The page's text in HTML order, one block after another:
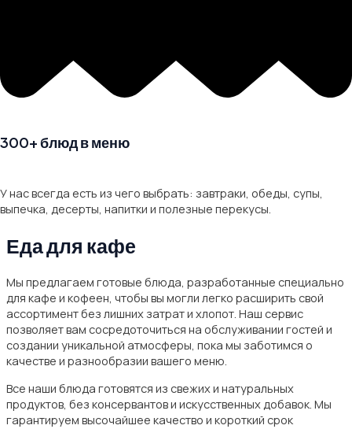
300+ блюд в меню
У нас всегда есть из чего выбрать: завтраки, обеды, супы,
выпечка, десерты, напитки и полезные перекусы.
Еда для кафе
Мы предлагаем готовые блюда, разработанные специально
для кафе и кофеен, чтобы вы могли легко расширить свой
ассортимент без лишних затрат и хлопот. Наш сервис
позволяет вам сосредоточиться на обслуживании гостей и
создании уникальной атмосферы, пока мы заботимся о
качестве и разнообразии вашего меню.
Все наши блюда готовятся из свежих и натуральных
продуктов, без консервантов и искусственных добавок. Мы
гарантируем высочайшее качество и короткий срок